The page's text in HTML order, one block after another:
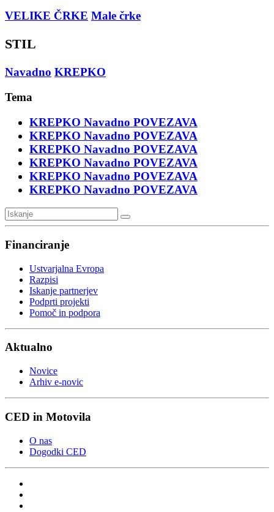
VELIKE ČRKE Male črke
STIL
Navadno KREPKO
Tema
KREPKO Navadno POVEZAVA
KREPKO Navadno POVEZAVA
KREPKO Navadno POVEZAVA
KREPKO Navadno POVEZAVA
KREPKO Navadno POVEZAVA
KREPKO Navadno POVEZAVA
Financiranje
Ustvarjalna Evropa
Razpisi
Iskanje partnerjev
Podprti projekti
Pomoč in podpora
Aktualno
Novice
Arhiv e-novic
CED in Motovila
O nas
Dogodki CED